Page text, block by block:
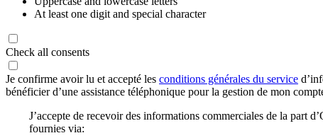
At least one digit and special character
Check all consents
Je confirme avoir lu et accepté les conditions générales du service
bénéficier d’une assistance téléphonique pour la gestion de mon
J’accepte de recevoir des informations commerciales de la part
fournies via: